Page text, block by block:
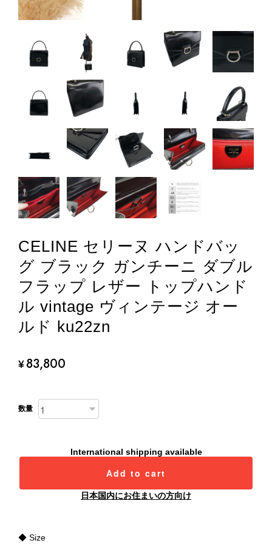
CELINE セリーヌ ハンドバッ
グ ブラック ガンチーニ ダブル
フラップ レザー トップハンド
ル vintage ヴィンテージ オー
ルド ku22zn
¥83,800
数量
International shipping available
Add to cart
日本国内にお住まいの方向け
◆ Size